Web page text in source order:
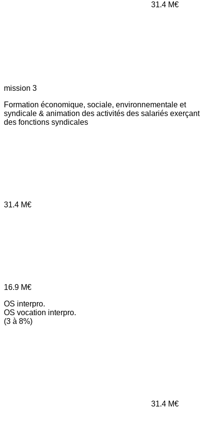
31.4 M€
mission 3
Formation économique, sociale, environnementale et
syndicale & animation des activités des salariés exerçant
des fonctions syndicales
31.4 M€
16.9 M€
OS interpro.
OS vocation interpro.
(3 à 8%)
31.4 M€